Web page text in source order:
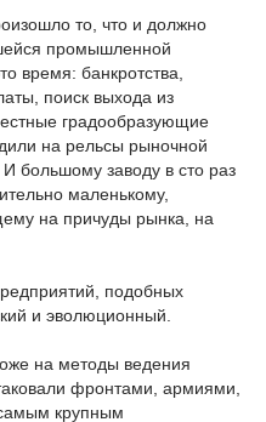
то, что и должно
промышленной
время: банкротства,
поиск выхода из
градообразующие
на рельсы рыночной
большому заводу в сто раз
маленькому,
на причуды рынка, на
подобных
и эволюционный.
на методы ведения
фронтами, армиями,
крупным